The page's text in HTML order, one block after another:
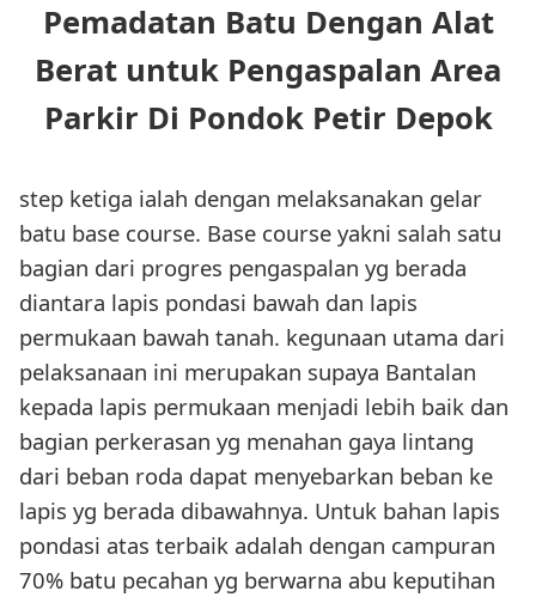
Pemadatan Batu Dengan Alat
Berat untuk Pengaspalan Area
Parkir Di Pondok Petir Depok
step ketiga ialah dengan melaksanakan gelar
batu base course. Base course yakni salah satu
bagian dari progres pengaspalan yg berada
diantara lapis pondasi bawah dan lapis
permukaan bawah tanah. kegunaan utama dari
pelaksanaan ini merupakan supaya Bantalan
kepada lapis permukaan menjadi lebih baik dan
bagian perkerasan yg menahan gaya lintang
dari beban roda dapat menyebarkan beban ke
lapis yg berada dibawahnya. Untuk bahan lapis
pondasi atas terbaik adalah dengan campuran
70% batu pecahan yg berwarna abu keputihan